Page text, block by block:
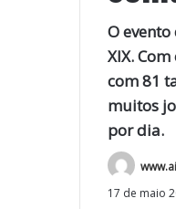
O
XIX.
com 81
muitos
por dia.
17 de maio